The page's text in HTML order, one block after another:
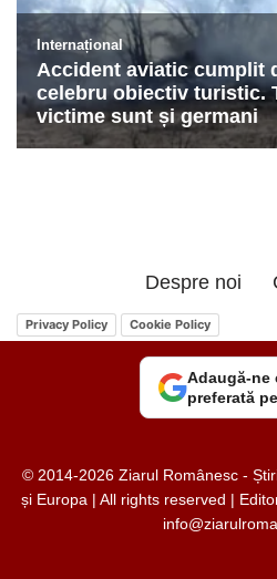
Despre noi
Privacy Policy Cookie Policy
Adaugă-ne
preferată
© 2014-2026 Ziarul Românesc -
și Europa | All rights reserved |